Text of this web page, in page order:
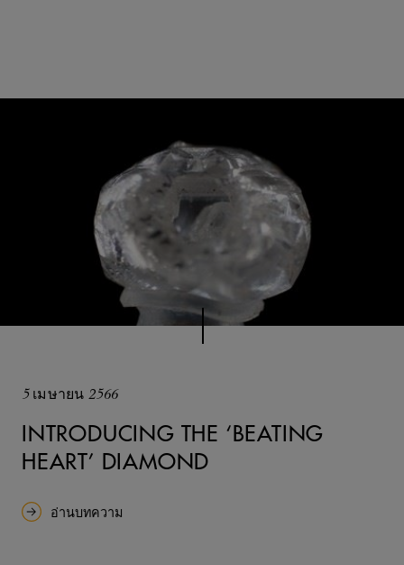
5 เมษายน 2566
INTRODUCING THE ‘BEATING
HEART’ DIAMOND
อ่านบทความ